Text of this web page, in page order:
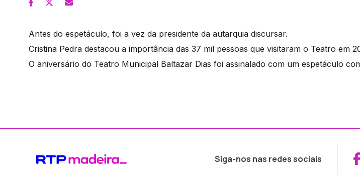
Antes do espetáculo, foi a vez da presidente da autarquia discursar.
Cristina Pedra destacou a importância das 37 mil pessoas que visitaram o Teatro em
O aniversário do Teatro Municipal Baltazar Dias foi assinalado com um espetáculo
Siga-nos nas redes sociais